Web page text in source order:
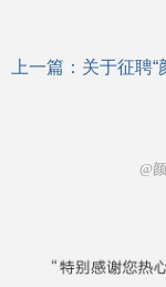
上一篇： 关于征聘“颜氏网”版块责任管理人员
@